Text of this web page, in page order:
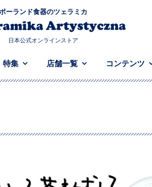
ポーランド食器のツェラミカ
日本公式オンラインストア
特集 店舗一覧 コンテンツ